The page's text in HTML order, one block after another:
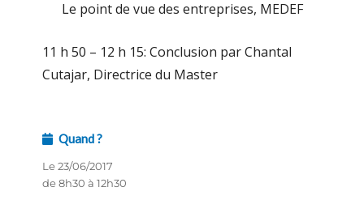
Le point de vue des entreprises, MEDEF
11 h 50 – 12 h 15: Conclusion par Chantal
Cutajar, Directrice du Master
Quand ?
Le 23/06/2017
de 8h30 à 12h30